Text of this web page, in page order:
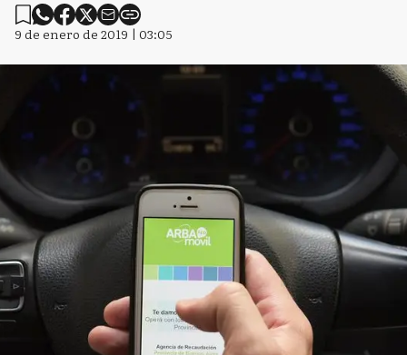
9 de enero de 2019 | 03:05